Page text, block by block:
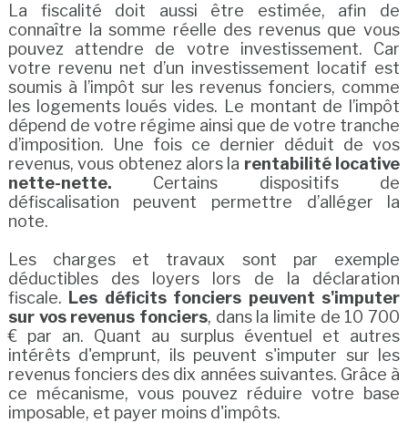
La fiscalité doit aussi être estimée, afin de
connaître la somme réelle des revenus que vous
pouvez attendre de votre investissement. Car
votre revenu net d’un investissement locatif est
soumis à l’impôt sur les revenus fonciers, comme
les logements loués vides. Le montant de l’impôt
dépend de votre régime ainsi que de votre tranche
d’imposition. Une fois ce dernier déduit de vos
revenus, vous obtenez alors la rentabilité locative
nette-nette. Certains dispositifs de
défiscalisation peuvent permettre d’alléger la
note.
Les charges et travaux sont par exemple
déductibles des loyers lors de la déclaration
fiscale. Les déficits fonciers peuvent s'imputer
sur vos revenus fonciers, dans la limite de 10 700
€ par an. Quant au surplus éventuel et autres
intérêts d'emprunt, ils peuvent s'imputer sur les
revenus fonciers des dix années suivantes. Grâce à
ce mécanisme, vous pouvez réduire votre base
imposable, et payer moins d'impôts.